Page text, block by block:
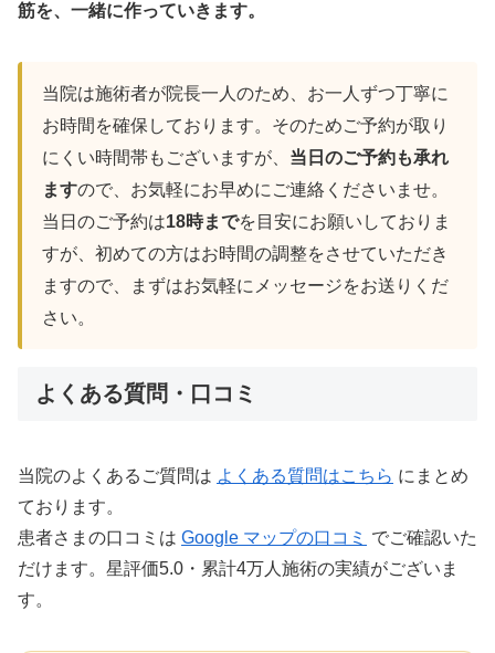
筋を、一緒に作っていきます。
当院は施術者が院長一人のため、お一人ずつ丁寧に
お時間を確保しております。そのためご予約が取り
にくい時間帯もございますが、 当日のご予約も承れ
ますので、お気軽にお早めにご連絡くださいませ。
当日のご予約は18時までを目安にお願いしておりま
すが、初めての方はお時間の調整をさせていただき
ますので、まずはお気軽にメッセージをお送りくだ
さい。
よくある質問・口コミ
当院のよくあるご質問は よくある質問はこちら にまとめ
ております。
患者さまの口コミは Google マップの口コミ でご確認いた
だけます。星評価5.0・累計4万人施術の実績がございま
す。